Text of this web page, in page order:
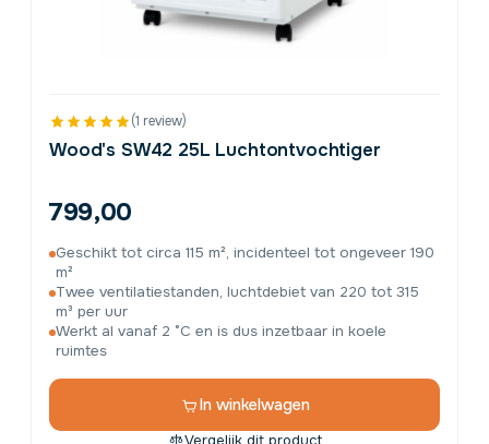
(1 review)
Wood's SW42 25L Luchtontvochtiger
799,00
Geschikt tot circa 115 m², incidenteel tot ongeveer 190
m²
Twee ventilatiestanden, luchtdebiet van 220 tot 315
m³ per uur
Werkt al vanaf 2 °C en is dus inzetbaar in koele
ruimtes
In winkelwagen
Vergelijk dit product